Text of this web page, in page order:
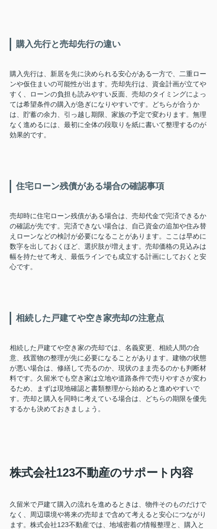
購入先行と売却先行の違い
購入先行は、新居を先に決められる安心がある一方で、二重ロー
ンや仮住まいの可能性が出ます。売却先行は、資金計画が立てや
すく、ローンの負担も読みやすい反面、売却のタイミングによっ
ては希望条件の購入が急ぎになりやすいです。どちらが合うか
は、貯蓄の余力、引っ越し期限、家族の予定で変わります。無理
なく進めるには、最初に全体の段取りを紙に書いて整理するのが
効果的です。
住宅ローン残債がある場合の確認事項
売却時に住宅ローン残債がある場合は、売却代金で完済できるか
の確認が先です。完済できない場合は、自己資金の追加や住み替
えローンなどの検討が必要になることがあります。ここは早めに
数字を出しておくほど、選択肢が増えます。売却価格の見込みは
幅を持たせて考え、最低ラインでも成立する計画にしておくと安
心です。
相続した戸建てや空き家売却の注意点
相続した戸建てや空き家の売却では、名義変更、相続人間の合
意、残置物の整理が先に必要になることがあります。建物の状態
が悪い場合は、修繕して売るのか、現状のまま売るのかも判断材
料です。久留米でも空き家は立地や道路条件で売りやすさが変わ
るため、まずは現地確認と書類整理から始めると進めやすいで
す。売却と購入を同時に考えている場合は、どちらの期限を優先
するかも決めておきましょう。
株式会社123不動産のサポート内容
久留米で戸建て購入の流れを進めるときは、物件そのものだけで
なく、周辺環境や将来の売却まで含めて考えると安心につながり
ます。株式会社123不動産では、地域密着の情報整理と、購入と